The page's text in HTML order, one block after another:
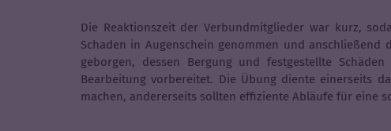
Die Reaktionszeit der Verbundmitglieder war kurz,
Schaden in Augenschein genommen und
geborgen, dessen Bergung und festgestellte
Bearbeitung vorbereitet. Die Übung diente einerseits
machen, andererseits sollten effiziente Abläufe für eine